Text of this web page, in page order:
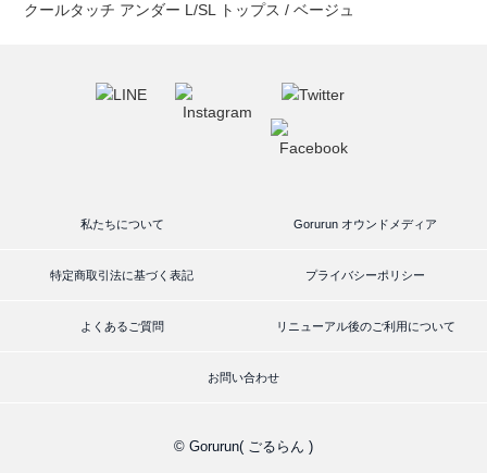
クールタッチ アンダー L/SL トップス / ベージュ
私たちについて Gorurun オウンドメディア
特定商取引法に基づく表記 プライバシーポリシー
よくあるご質問 リニューアル後のご利用について
お問い合わせ
© Gorurun( ごるらん )